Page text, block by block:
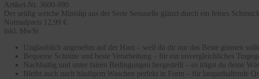
Artikel-Nr. 3600-990
Der seidig weiche Minislip aus der Serie Sensuelle glänzt durch ein feines
Normalpreis 12,99 €
inkl. MwSt
Unglaublich angenehm auf der Haut – weil du dir nur das Beste gönnen
Bequeme Schnitte und beste Verarbeitung – für ein unvergleichliches
Nachhaltig und unter fairen Bedingungen hergestellt – so trägst du deine
Bleibt auch nach häufigem Waschen perfekt in Form – für langanhaltende